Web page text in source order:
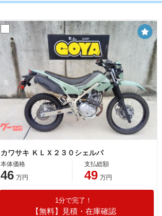
カワサキ ＫＬＸ２３０シェルパ
本体価格
46 万円
支払総額
49 万円
1分で完了！
【無料】見積・在庫確認